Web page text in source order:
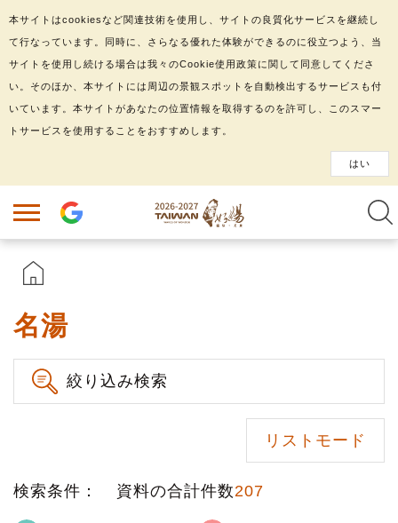
名湯
絞り込み検索
リストモード
検索条件： 資料の合計件数207
本サイトはcookiesなど関連技術を使用し、サイトの良質化サービスを継続し
て行なっています。同時に、さらなる優れた体験ができるのに役立つよう、当
サイトを使用し続ける場合は我々のCookie使用政策に関して同意してくださ
い。そのほか、本サイトには周辺の景観スポットを自動検出するサービスも付
いています。本サイトがあなたの位置情報を取得するのを許可し、このスマー
トサービスを使用することをおすすめします。
はい